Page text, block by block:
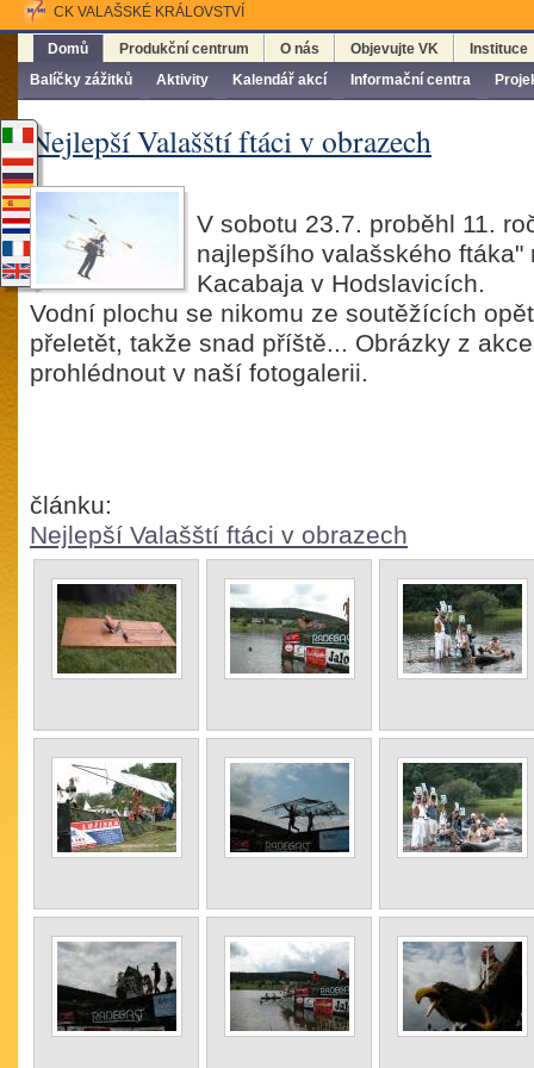
CK VALAŠSKÉ KRÁLOVSTVÍ
Domů
Balíčky zážitků
Aktivity Kalendář akcí Informační centra
Produkční centrum O nás Objevujte VK Instituce
Nejlepší Valašští ftáci v obrazech
V sobotu 23.7. proběhl 11.
najlepšího valašského ftáka"
Kacabaja v Hodslavicích.
Vodní plochu se nikomu ze soutěžících
přeletět, takže snad příště... Obrázky z
prohlédnout v naší fotogalerii.
článku:
Nejlepší Valašští ftáci v obrazech